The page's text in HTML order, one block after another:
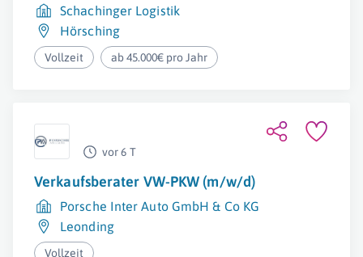
Schachinger Logistik
Hörsching
Vollzeit ab 45.000€ pro Jahr
vor 6 T
Verkaufsberater VW-PKW (m/w/d)
Porsche Inter Auto GmbH & Co KG
Leonding
Vollzeit